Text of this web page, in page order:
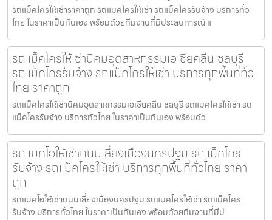
รถแม็คโครให้เช่าราคาถูก รถแมคโครให้เช่า รถแม็คโครรับจ้าง บริการทั่ว
ไทย ในราคาเป็นกันเอง พร้อมด้วยทีมงานที่มีประสบการณ์ แ
รถแม็คโครให้เช่านิคมอุตสาหกรรมเอเชียคลีน ชลบุรี
รถแม็คโครรับจ้าง รถแม็คโครให้เช่า บริการทุกพื้นที่ทั่ว
ไทย ราคาถูก
รถแม็คโครให้เช่านิคมอุตสาหกรรมเอเชียคลีน ชลบุรี รถแมคโครให้เช่า รถ
แม็คโครรับจ้าง บริการทั่วไทย ในราคาเป็นกันเอง พร้อมด้ว
รถแบคโฮให้เช่าถนนเลี่ยงเมืองนครปฐม รถแม็คโคร
รับจ้าง รถแม็คโครให้เช่า บริการทุกพื้นที่ทั่วไทย ราคา
ถูก
รถแบคโฮให้เช่าถนนเลี่ยงเมืองนครปฐม รถแมคโครให้เช่า รถแม็คโคร
รับจ้าง บริการทั่วไทย ในราคาเป็นกันเอง พร้อมด้วยทีมงานที่มีป